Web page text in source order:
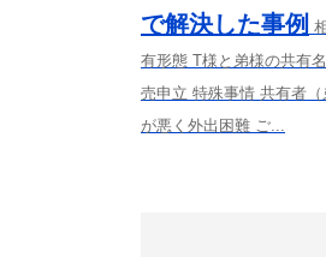
で解決した事例
有形態 T様と弟様の共有
売申立 特殊事情 共有者
が悪く外出困難 ご...